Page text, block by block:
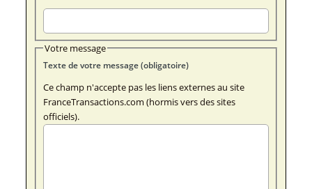
Votre message
Texte de votre message (obligatoire)
Ce champ n'accepte pas les liens externes au site
FranceTransactions.com (hormis vers des sites
officiels).